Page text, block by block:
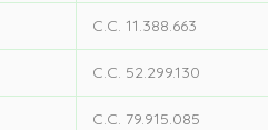
C.C. 11.388.663
C.C. 52.299.130
C.C. 79.915.085